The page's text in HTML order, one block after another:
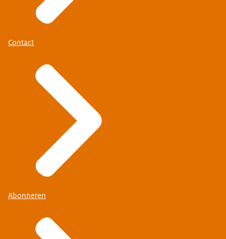
Contact
Abonneren